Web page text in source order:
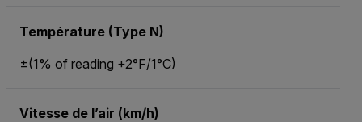
Température (Type N)
±(1% of reading +2°F/1°C)
Vitesse de l’air (km/h)